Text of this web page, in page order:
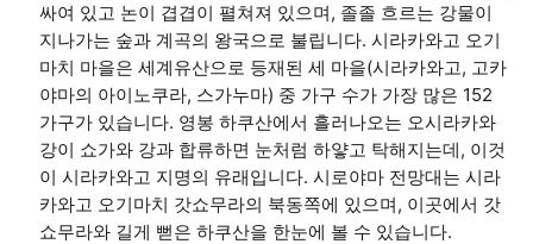
싸여 있고 논이 겹겹이 펼쳐져 있으며, 졸졸 흐르는 강물이
지나가는 숲과 계곡의 왕국으로 불립니다. 시라카와고 오기
마치 마을은 세계유산으로 등재된 세 마을(시라카와고, 고카
야마의 아이노쿠라, 스가누마) 중 가구 수가 가장 많은 152
가구가 있습니다. 영봉 하쿠산에서 흘러나오는 오시라카와
강이 쇼가와 강과 합류하면 눈처럼 하얗고 탁해지는데, 이것
이 시라카와고 지명의 유래입니다. 시로야마 전망대는 시라
카와고 오기마치 갓쇼무라의 북동쪽에 있으며, 이곳에서 갓
쇼무라와 길게 뻗은 하쿠산을 한눈에 볼 수 있습니다.